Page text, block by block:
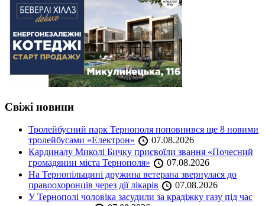
Свіжі новини
Тролейбусний парк Тернополя поповнився ще 8 новими
тролейбусами «Електрон»
07.08.2026
Кардиналу Миколі Бичку присвоїли звання «Почесний
громадянин міста Тернополя»
07.08.2026
На Тернопільщині дружина ветерана звернулася до
правоохоронців через дії лікарів
07.08.2026
У Тернополі чоловіка засудили за крадіжку газу під час